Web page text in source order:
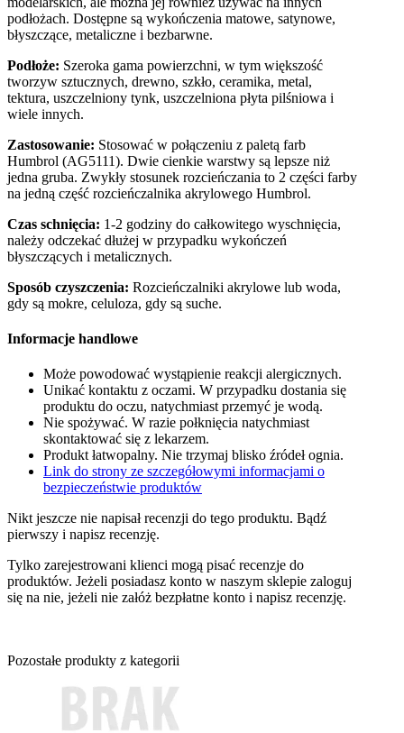
podłożach. Dostępne są wykończenia matowe, satynowe,
błyszczące, metaliczne i bezbarwne.
Podłoże: Szeroka gama powierzchni, w tym większość
tworzyw sztucznych, drewno, szkło, ceramika, metal,
tektura, uszczelniony tynk, uszczelniona płyta pilśniowa i
wiele innych.
Zastosowanie: Stosować w połączeniu z paletą farb
Humbrol (AG5111). Dwie cienkie warstwy są lepsze niż
jedna gruba. Zwykły stosunek rozcieńczania to 2 części farby
na jedną część rozcieńczalnika akrylowego Humbrol.
Czas schnięcia: 1-2 godziny do całkowitego wyschnięcia,
należy odczekać dłużej w przypadku wykończeń
błyszczących i metalicznych.
Sposób czyszczenia: Rozcieńczalniki akrylowe lub woda,
gdy są mokre, celuloza, gdy są suche.
Informacje handlowe
Może powodować wystąpienie reakcji alergicznych.
Unikać kontaktu z oczami. W przypadku dostania się
produktu do oczu, natychmiast przemyć je wodą.
Nie spożywać. W razie połknięcia natychmiast
skontaktować się z lekarzem.
Produkt łatwopalny. Nie trzymaj blisko źródeł ognia.
Link do strony ze szczegółowymi informacjami o
bezpieczeństwie produktów
Nikt jeszcze nie napisał recenzji do tego produktu. Bądź
pierwszy i napisz recenzję.
Tylko zarejestrowani klienci mogą pisać recenzje do
produktów. Jeżeli posiadasz konto w naszym sklepie zaloguj
się na nie, jeżeli nie załóż bezpłatne konto i napisz recenzję.
Pozostałe produkty z kategorii